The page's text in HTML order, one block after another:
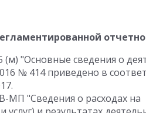
"Основные сведения о
№ 414 приведено в
МП "Сведения о расходах на